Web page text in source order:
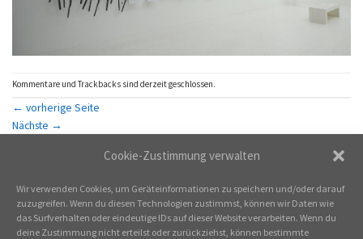
Cookie-Zustimmung verwalten
Wir verwenden Cookies, um Geräteinformationen zu speichern und/oder darauf
zuzugreifen. Wenn du diesen Technologien zustimmst, können wir Daten wie
das Surfverhalten oder eindeutige IDs auf dieser Website verarbeiten. Wenn du
deine Zustimmung nicht erteilst oder zurückziehst, können bestimmte
Kommentare und Trackbacks sind derzeit geschlossen.
← vorherige Seite
Nächste →
---
IMPRESSUM & DATENSCHUTZ COOKIE-RICHTLINIE